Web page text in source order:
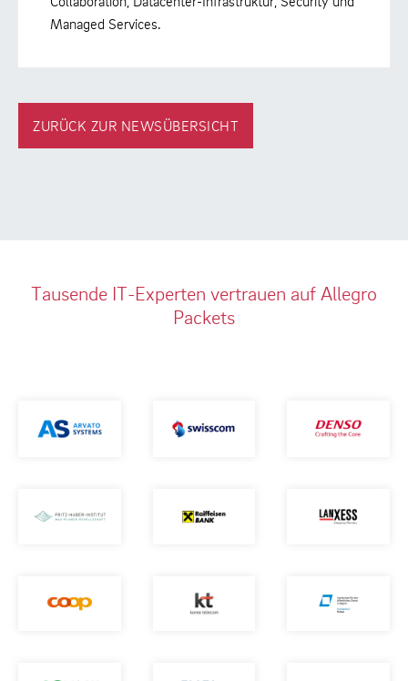
Managed Services.
ZURÜCK ZUR NEWSÜBERSICHT
Tausende IT-Experten vertrauen auf Allegro
Packets